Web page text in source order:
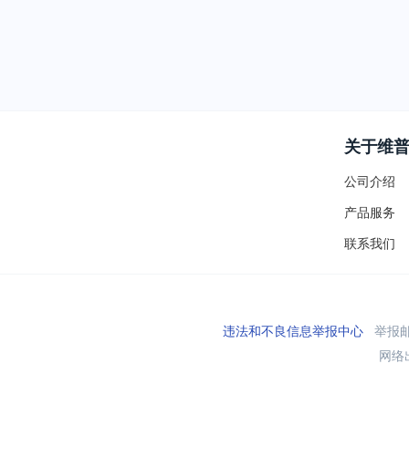
关于维普
公司介绍
产品服务
联系我们
违法和不良信息举报中心举报
网